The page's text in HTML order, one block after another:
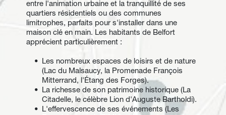
entre l'animation urbaine et la tranquillité de ses
quartiers résidentiels ou des communes
limitrophes, parfaits pour s'installer dans une
maison clé en main. Les habitants de Belfort
apprécient particulièrement :
Les nombreux espaces de loisirs et de nature
(Lac du Malsaucy, la Promenade François
Mitterrand, l'Étang des Forges).
La richesse de son patrimoine historique (La
Citadelle, le célèbre Lion d'Auguste Bartholdi).
L'effervescence de ses événements (Les